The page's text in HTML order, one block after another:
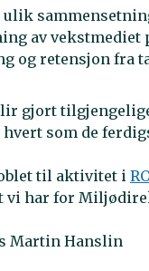
ulik
av vekstmediet
og retensjon fra
gjort
som de
til aktivitet i
vi har for
Martin Hanslin